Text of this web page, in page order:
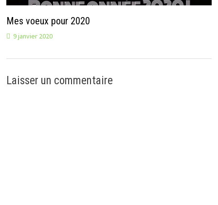
Mes voeux pour 2020
9 janvier 2020
Laisser un commentaire